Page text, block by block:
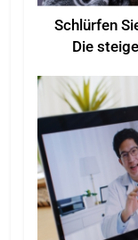
Schlürfen
Die